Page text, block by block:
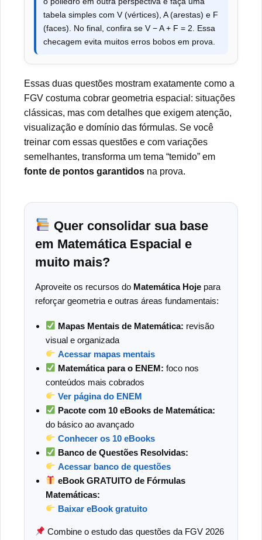
tabela simples com V (vértices), A (arestas) e F
(faces). No final, confira se V − A + F = 2. Essa
checagem evita muitos erros bobos em prova.
Essas duas questões mostram exatamente como a
FGV costuma cobrar geometria espacial: situações
clássicas, mas com detalhes que exigem atenção,
visualização e domínio das fórmulas. Se você
treinar com essas questões e com variações
semelhantes, transforma um tema “temido” em
fonte de pontos garantidos na prova.
Quer consolidar sua base
em Matemática Espacial e
muito mais?
Aproveite os recursos do Matemática Hoje para
reforçar geometria e outras áreas fundamentais:
Mapas Mentais de Matemática: revisão
visual e organizada
Acessar mapas mentais
Matemática para o ENEM: foco nos
conteúdos mais cobrados
Ver página do ENEM
Pacote com 10 eBooks de Matemática:
do básico ao avançado
Conhecer os 10 eBooks
Banco de Questões Resolvidas:
Acessar banco de questões
eBook GRATUITO de Fórmulas
Matemáticas:
Baixar eBook gratuito
Combine o estudo das questões da FGV 2026